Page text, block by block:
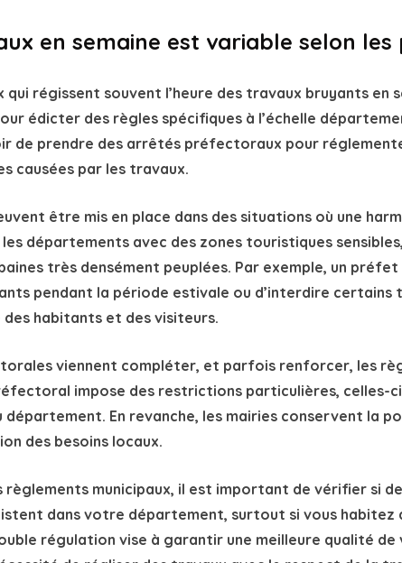
être mis en place dans des situations où une
les départements avec des zones touristiques
pendant la période estivale ou d’interdire certains
habitants et des visiteurs.
viennent compléter, et parfois renforcer, les
département. En revanche, les mairies conservent la
des besoins locaux.
règlements municipaux, il est important de vérifier si
dans votre département, surtout si vous habitez
de réaliser des travaux avec le respect de la
relatifs à l’heure des travaux en semaine :
:les jours ouvrables de 8h30 à 12h et de 14h30 à
Maritime : les jours ouvrables de 8h30 à 12h et